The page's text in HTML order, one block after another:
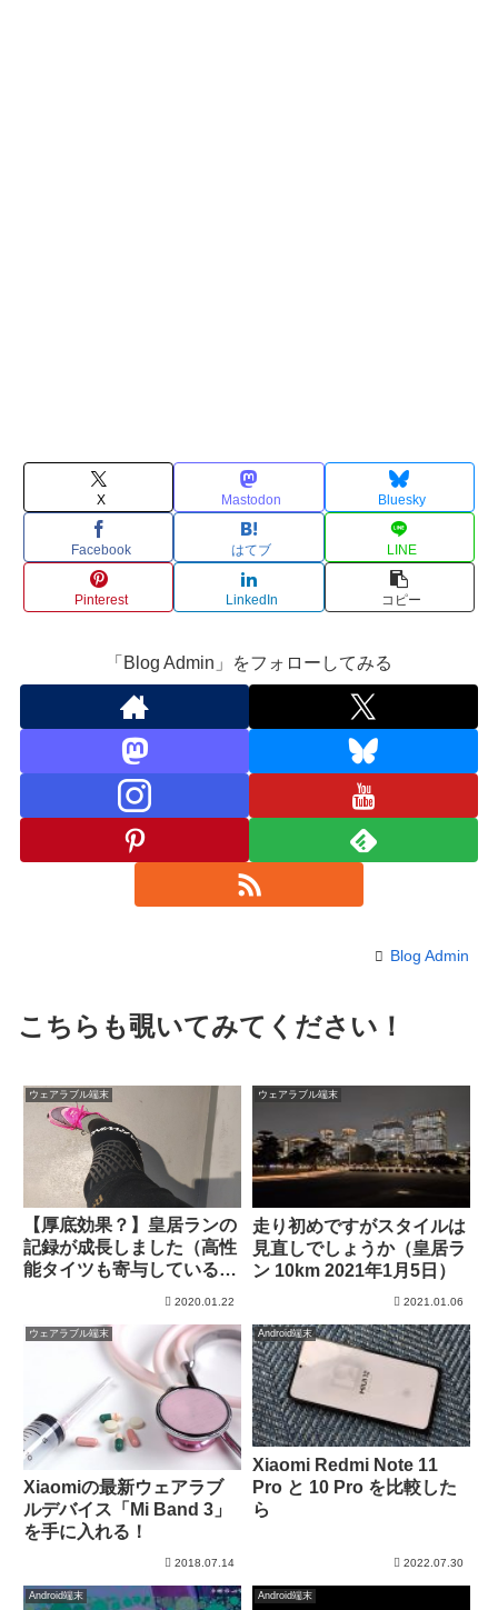
X Mastodon Bluesky
Facebook はてブ LINE
Pinterest LinkedIn コピー
「Blog Admin」をフォローしてみる
Blog Admin
こちらも覗いてみてください！
ウェアラブル端末
【厚底効果？】皇居ランの
記録が成長しました（高性
能タイツも寄与しているか
2020.01.22
ウェアラブル端末
走り初めですがスタイルは
見直しでしょうか（皇居ラ
ン 10km 2021年1月5日）
2021.01.06
ウェアラブル端末
Xiaomiの最新ウェアラブ
ルデバイス「Mi Band 3」
を手に入れる！
2018.07.14
Android端末
Xiaomi Redmi Note 11
Pro と 10 Pro を比較した
ら
2022.07.30
Android端末 Android端末